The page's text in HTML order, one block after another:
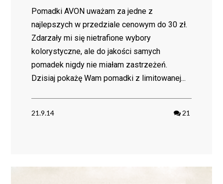
Pomadki AVON uważam za jedne z
najlepszych w przedziale cenowym do 30 zł.
Zdarzały mi się nietrafione wybory
kolorystyczne, ale do jakości samych
pomadek nigdy nie miałam zastrzeżeń.
Dzisiaj pokażę Wam pomadki z limitowanej...
21.9.14 21